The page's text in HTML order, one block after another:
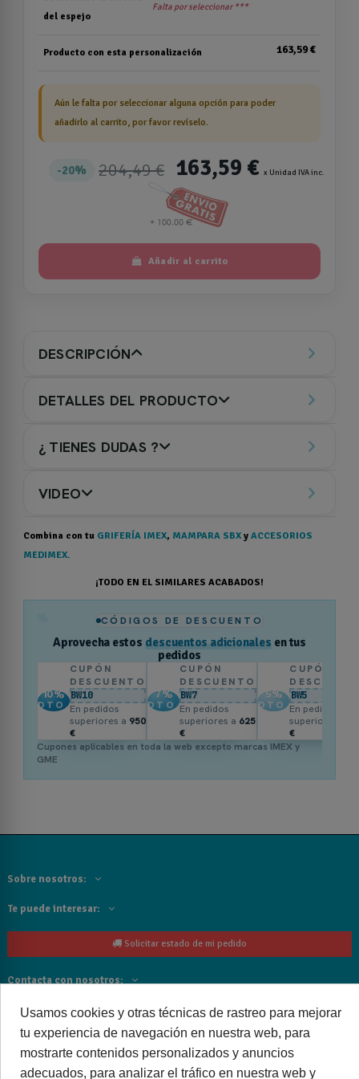
del espejo
Falta por seleccionar ***
Producto con esta personalización 163,59 €
Aún le falta por seleccionar alguna opción para poder
añadirlo al carrito, por favor revíselo.
20% 204,49 € 163,59 € x Unidad IVA inc.
Añadir al carrito
DESCRIPCIÓN
DETALLES DEL PRODUCTO
¿ TIENES DUDAS ?
VIDEO
Combina con tu GRIFERÍA IMEX, MAMPARA SBX y ACCESORIOS
MEDIMEX.
¡TODO EN EL SIMILARES ACABADOS!
CÓDIGOS DE DESCUENTO
Aprovecha estos descuentos adicionales en tus
pedidos
10%
DTO.
CUPÓN
DESCUENTO
BW10
En pedidos
superiores a 950
€
7%
DTO.
CUPÓN
DESCUENTO
BW7
En pedidos
superiores a 625
€
5%
DTO.
CUPÓN
BW5
En pedidos
superiores a
€
Cupones aplicables en toda la web excepto marcas IMEX y
GME
Sobre nosotros:
Te puede interesar:
Solicitar estado de mi pedido
Contacta con nosotros:
Siguenos
Cancelar o devolver un pedido
Usamos cookies y otras técnicas de rastreo para mejorar
tu experiencia de navegación en nuestra web, para
mostrarte contenidos personalizados y anuncios
adecuados, para analizar el tráfico en nuestra web y